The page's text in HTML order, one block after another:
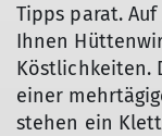
Tipps parat.
Ihnen
Köstlichkeiten.
einer
stehen ein